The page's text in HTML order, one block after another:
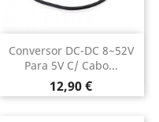
Conversor DC-DC 8~52V
Para 5V C/ Cabo...
Preço
12,90 €